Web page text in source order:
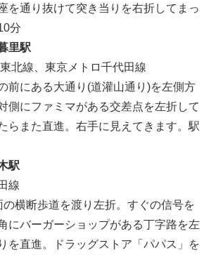
を通り抜けて突き当りを右折してまっ
分
里駅
北線、東京メトロ千代田線
前にある大通り(道灌山通り)を左側方
側にファミマがある交差点を左折して
らまた直進。右手に見えてきます。駅
駅
線
の横断歩道を渡り左折。すぐの信号を
にバーガーショップがある丁字路を左
を直進。ドラッグストア「パパス」を